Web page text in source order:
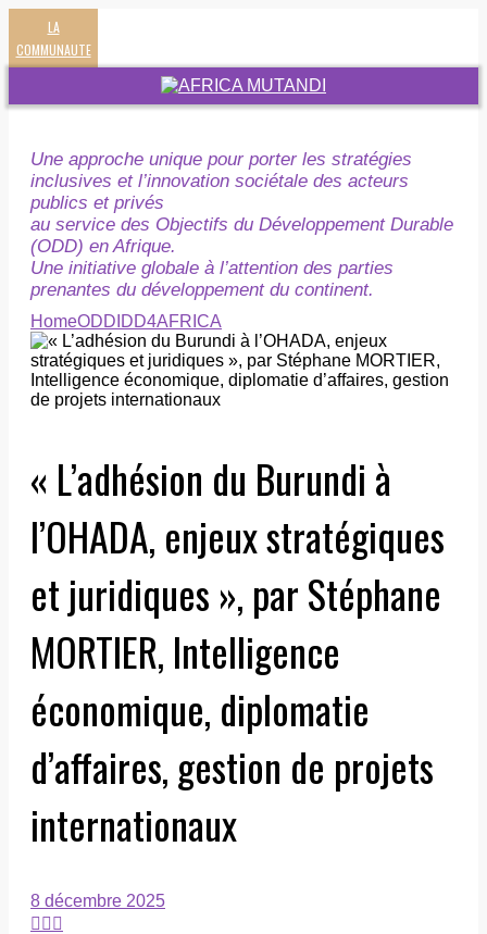
LA
COMMUNAUTE
Une approche unique pour porter les stratégies
inclusives et l’innovation sociétale des acteurs
publics et privés
au service des Objectifs du Développement Durable
(ODD) en Afrique.
Une initiative globale à l’attention des parties
prenantes du développement du continent.
HomeODD IDD4AFRICA
« L’adhésion du Burundi à
l’OHADA, enjeux stratégiques
et juridiques », par Stéphane
MORTIER, Intelligence
économique, diplomatie
d’affaires, gestion de projets
internationaux
8 décembre 2025